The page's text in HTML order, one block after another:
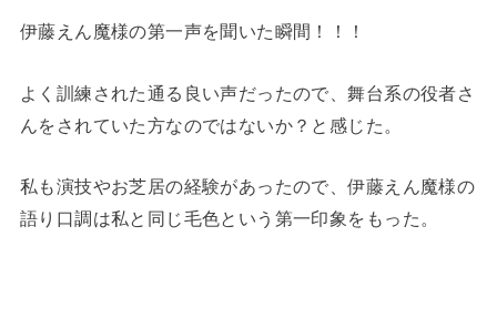
伊藤えん魔様の第一声を聞いた瞬間！！！
よく訓練された通る良い声だったので、舞台系の役者さ
んをされていた方なのではないか？と感じた。
私も演技やお芝居の経験があったので、伊藤えん魔様の
語り口調は私と同じ毛色という第一印象をもった。